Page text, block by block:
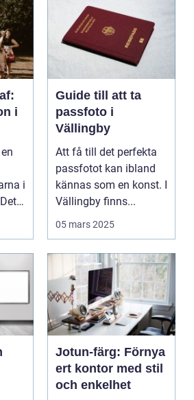
i
i
Guide till att ta
passfoto i
Vällingby
Att få till det perfekta
passfotot kan ibland
kännas som en konst. I
Vällingby finns...
05 mars 2025
Jotun-färg: Förnya
ert kontor med stil
och enkelhet